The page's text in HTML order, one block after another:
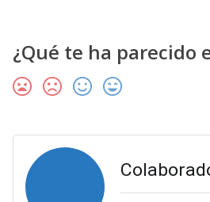
¿Qué te ha parecido